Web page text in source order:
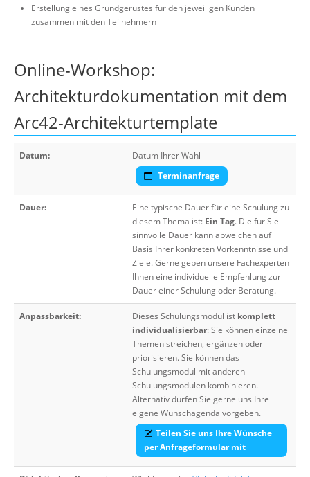
Erstellung eines Grundgerüstes für den jeweiligen Kunden
zusammen mit den Teilnehmern
Online-Workshop:
Architekturdokumentation mit dem
Arc42-Architekturtemplate
Datum:
Datum Ihrer Wahl
Terminanfrage
Dauer:
Eine typische Dauer für eine Schulung zu
diesem Thema ist: Ein Tag. Die für Sie
sinnvolle Dauer kann abweichen auf
Basis Ihrer konkreten Vorkenntnisse und
Ziele. Gerne geben unsere Fachexperten
Ihnen eine individuelle Empfehlung zur
Dauer einer Schulung oder Beratung.
Anpassbarkeit: Dieses Schulungsmodul ist komplett
individualisierbar: Sie können einzelne
Themen streichen, ergänzen oder
priorisieren. Sie können das
Schulungsmodul mit anderen
Schulungsmodulen kombinieren.
Alternativ dürfen Sie gerne uns Ihre
eigene Wunschagenda vorgeben.
Teilen Sie uns Ihre Wünsche
per Anfrageformular mit